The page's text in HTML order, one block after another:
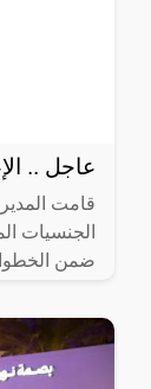
عاجل ..
قامت
الجنسيات
ضمن